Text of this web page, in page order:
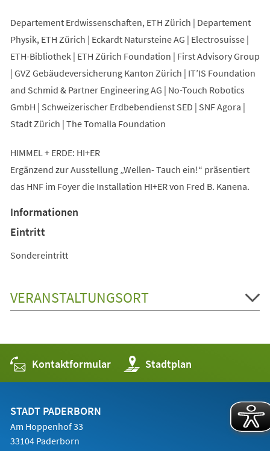
Departement Erdwissenschaften, ETH Zürich | Departement
Physik, ETH Zürich | Eckardt Natursteine AG | Electrosuisse |
ETH-Bibliothek | ETH Zürich Foundation | First Advisory Group
| GVZ Gebäudeversicherung Kanton Zürich | IT’IS Foundation
and Schmid & Partner Engineering AG | No-Touch Robotics
GmbH | Schweizerischer Erdbebendienst SED | SNF Agora |
Stadt Zürich | The Tomalla Foundation
HIMMEL + ERDE: HI+ER
Ergänzend zur Ausstellung „Wellen- Tauch ein!“ präsentiert
das HNF im Foyer die Installation HI+ER von Fred B. Kanena.
Informationen
Eintritt
Sondereintritt
VERANSTALTUNGSORT
Kontaktformular Stadtplan
(Öffnet
in
einem
STADT PADERBORN
Am Hoppenhof 33
33104 Paderborn